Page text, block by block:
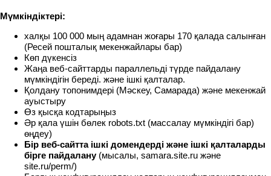
Мүмкіндіктері:
халқы 100 000 мың адамнан жоғары 170 қалада салынған
(Ресей пошталық мекенжайлары бар)
Көп дүкенсіз
Жаңа веб-сайттарды параллельді түрде пайдалану
мүмкіндігін береді. және ішкі қалталар.
Қолдану топонимдері (Мәскеу, Самарада) және мекенжай
ауыстыру
Өз қысқа кодтарыңыз
Әр қала үшін бөлек robots.txt (массалау мүмкіндігі бар)
өңдеу)
Бір веб-сайтта ішкі домендерді және ішкі қалталарды
бірге пайдалану(мысалы, samara.site.ru және
site.ru/perm/)